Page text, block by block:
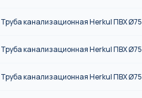
Труба канализационная Herkul ПВХ
Труба канализационная Herkul ПВХ
Труба канализационная Herkul ПВХ